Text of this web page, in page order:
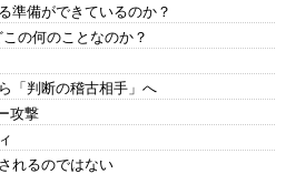
準備ができているのか？
の何のことなのか？
「判断の稽古相手」へ
攻撃
れるのではない